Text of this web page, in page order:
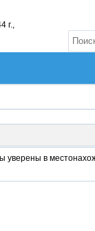
г.,
уверены в